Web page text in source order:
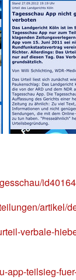
artikel/
verbale-
app-teilsieg-